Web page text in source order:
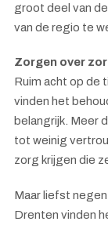
groot deel van
van de regio te
Zorgen over
Ruim acht op de
vinden het
belangrijk. Meer
tot weinig
zorg krijgen die
Maar liefst
Drenten vinden